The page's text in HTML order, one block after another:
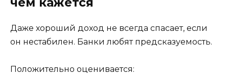
Даже хороший доход не всегда спасает, если
он нестабилен. Банки любят предсказуемость.
Положительно оценивается: